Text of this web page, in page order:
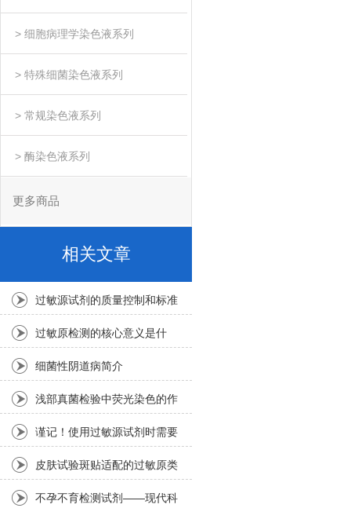
> 细胞病理学染色液系列
> 特殊细菌染色液系列
> 常规染色液系列
> 酶染色液系列
更多商品
相关文章
过敏源试剂的质量控制和标准
是如何确保的？
过敏原检测的核心意义是什
么？
细菌性阴道病简介
浅部真菌检验中荧光染色的作
用是什么？
谨记！使用过敏源试剂时需要
注意这些
皮肤试验斑贴适配的过敏原类
型及应用场景解析
不孕不育检测试剂——现代科